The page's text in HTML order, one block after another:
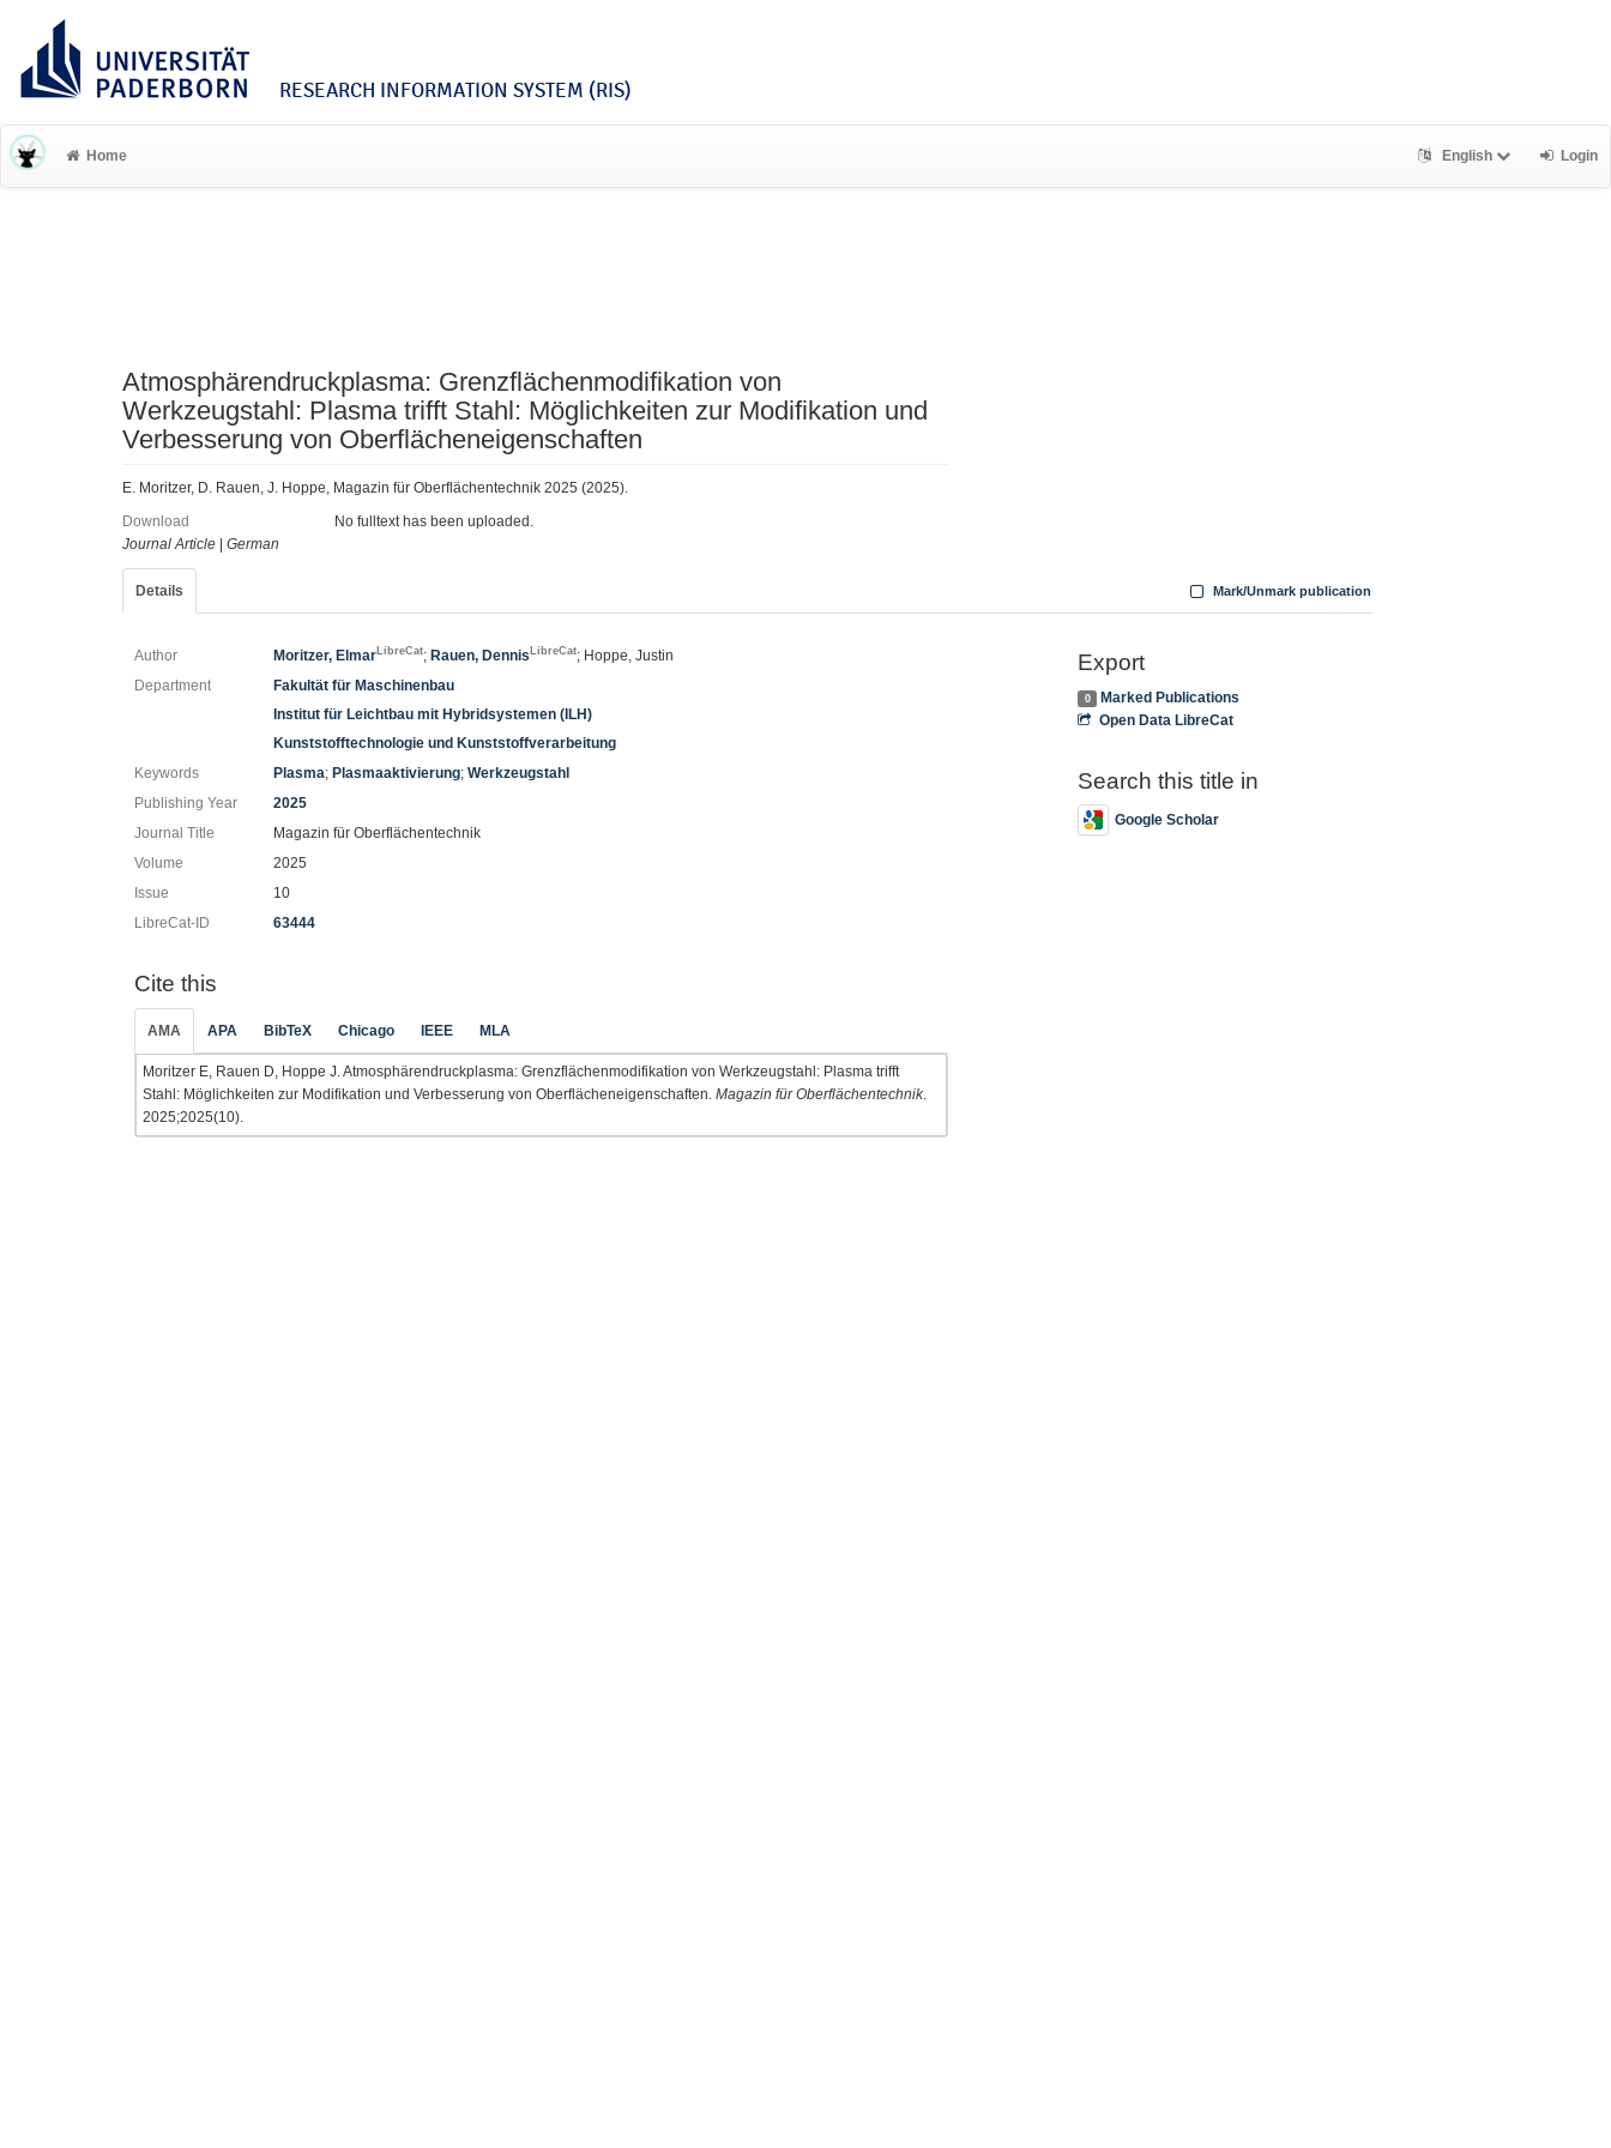
RESEARCH INFORMATION SYSTEM (RIS)
Home English Login
Atmosphärendruckplasma: Grenzflächenmodifikation von
Werkzeugstahl: Plasma trifft Stahl: Möglichkeiten zur Modifikation und
Verbesserung von Oberflächeneigenschaften
E. Moritzer, D. Rauen, J. Hoppe, Magazin für Oberflächentechnik 2025 (2025).
Download
No fulltext has been uploaded.
Journal Article
German
Details Mark/Unmark publication
Author Moritzer, ElmarLibreCat; Rauen, DennisLibreCat; Hoppe, Justin
Department
Fakultät für Maschinenbau
Institut für Leichtbau mit Hybridsystemen (ILH)
Kunststofftechnologie und Kunststoffverarbeitung
Keywords
Plasma; Plasmaaktivierung;Werkzeugstahl
Publishing Year
2025
Journal Title
Magazin für Oberflächentechnik
Volume
2025
Issue
10
LibreCat-ID
63444
Cite this
AMA APA BibTeX Chicago IEEE MLA
Moritzer E, Rauen D, Hoppe J. Atmosphärendruckplasma: Grenzflächenmodifikation von Werkzeugstahl: Plasma trifft
Stahl: Möglichkeiten zur Modifikation und Verbesserung von Oberflächeneigenschaften. Magazin für Oberflächentechnik.
2025;2025(10).
Export
0
Marked Publications
Open Data LibreCat
Search this title in
Google Scholar